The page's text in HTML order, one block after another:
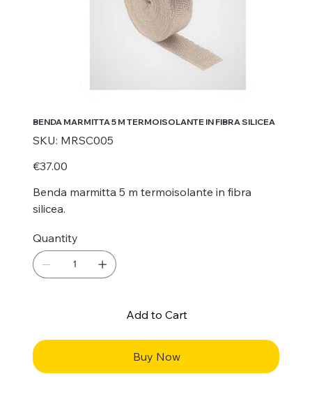
BENDA MARMITTA 5 M TERMOISOLANTE IN FIBRA SILICEA
SKU: SKU
MRSC005
MRSC005
Price
€37.00
Benda marmitta 5 m termoisolante in fibra
silicea.
Quantity
Add to Cart
Buy Now